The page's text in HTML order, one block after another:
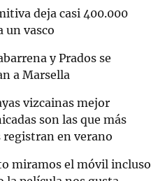
deja casi 400.000
un vasco
y Prados se
a Marsella
vizcainas mejor
son las que más
en verano
miramos el móvil incluso